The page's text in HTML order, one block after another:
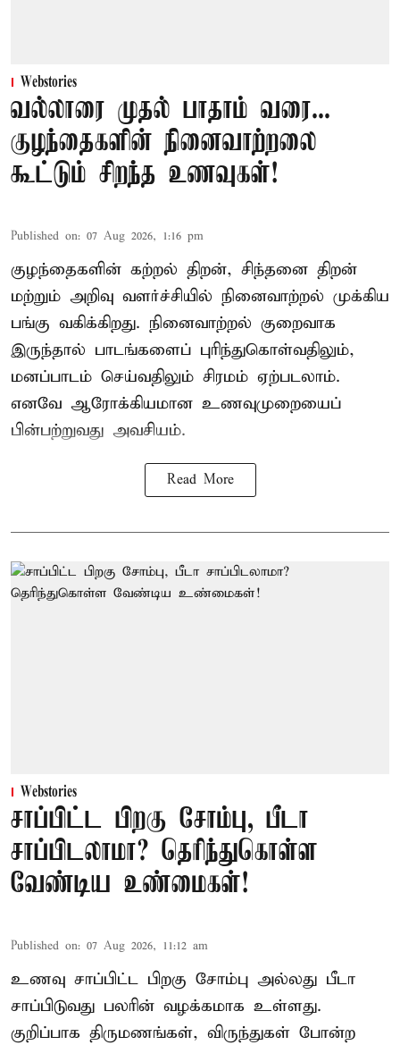
Webstories
வல்லாரை முதல் பாதாம் வரை...
குழந்தைகளின் நினைவாற்றலை
கூட்டும் சிறந்த உணவுகள்!
Published on: 07 Aug 2026, 1:16 pm
குழந்தைகளின் கற்றல் திறன், சிந்தனை திறன்
மற்றும் அறிவு வளர்ச்சியில் நினைவாற்றல் முக்கிய
பங்கு வகிக்கிறது. நினைவாற்றல் குறைவாக
இருந்தால் பாடங்களைப் புரிந்துகொள்வதிலும்,
மனப்பாடம் செய்வதிலும் சிரமம் ஏற்படலாம்.
எனவே ஆரோக்கியமான உணவுமுறையைப்
பின்பற்றுவது அவசியம்.
Read More
Webstories
சாப்பிட்ட பிறகு சோம்பு, பீடா
சாப்பிடலாமா? தெரிந்துகொள்ள
வேண்டிய உண்மைகள்!
Published on: 07 Aug 2026, 11:12 am
உணவு சாப்பிட்ட பிறகு சோம்பு அல்லது பீடா
சாப்பிடுவது பலரின் வழக்கமாக உள்ளது.
குறிப்பாக திருமணங்கள், விருந்துகள் போன்ற